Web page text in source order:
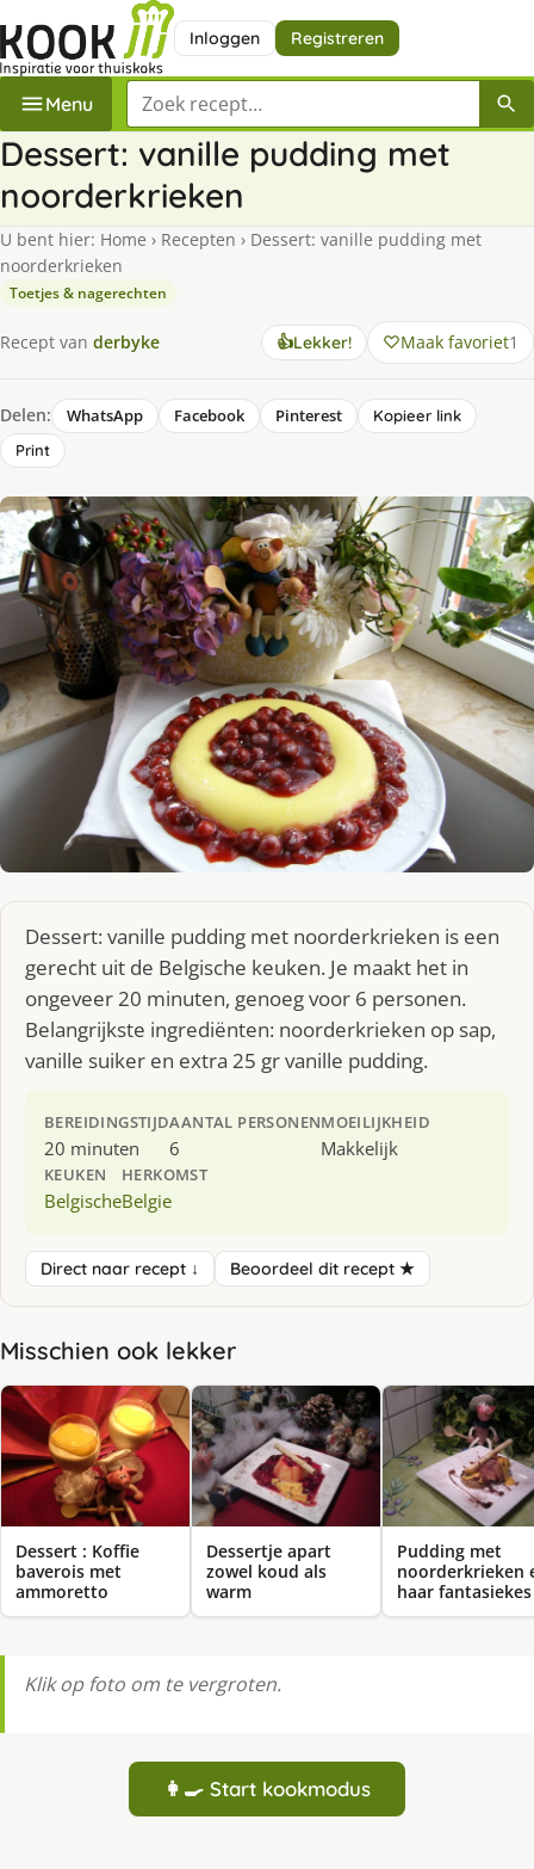
Inloggen Registreren
Menu Zoek een recept
Dessert: vanille pudding met
noorderkrieken
U bent hier: Home › Recepten › Dessert: vanille pudding met
noorderkrieken
Toetjes & nagerechten
Recept van derbyke 👍Lekker! Maak favoriet1
Delen: WhatsApp Facebook Pinterest
Kopieer link
Print
Dessert: vanille pudding met noorderkrieken is een
gerecht uit de Belgische keuken. Je maakt het in
ongeveer 20 minuten, genoeg voor 6 personen.
Belangrijkste ingrediënten: noorderkrieken op sap,
vanille suiker en extra 25 gr vanille pudding.
BEREIDINGSTIJD
20 minuten
AANTAL PERSONEN
6
MOEILIJKHEID
Makkelijk
KEUKEN
Belgische
HERKOMST
Belgie
Direct naar recept ↓ Beoordeel dit recept ★
Misschien ook lekker
Dessert : Koffie
baverois met
ammoretto
Dessertje apart
zowel koud als
warm
Pudding met
noorderkrieken
haar fantasiekes
Klik op foto om te vergroten.
👩‍🍳 Start kookmodus